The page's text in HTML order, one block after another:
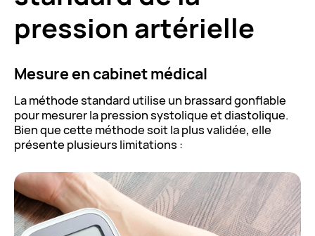
pression artérielle
Mesure en cabinet médical
La méthode standard utilise un brassard gonflable
pour mesurer la pression systolique et diastolique.
Bien que cette méthode soit la plus validée, elle
présente plusieurs limitations :